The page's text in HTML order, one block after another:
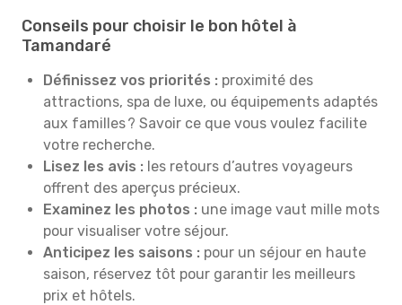
Conseils pour choisir le bon hôtel à
Tamandaré
Définissez vos priorités : proximité des
attractions, spa de luxe, ou équipements adaptés
aux familles ? Savoir ce que vous voulez facilite
votre recherche.
Lisez les avis : les retours d’autres voyageurs
offrent des aperçus précieux.
Examinez les photos : une image vaut mille mots
pour visualiser votre séjour.
Anticipez les saisons : pour un séjour en haute
saison, réservez tôt pour garantir les meilleurs
prix et hôtels.